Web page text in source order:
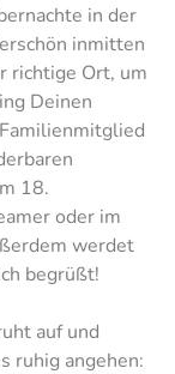
in der
inmitten
richtige Ort, um
Deinen
18.
oder im
werdet
begrüßt!
auf und
ruhig angehen: